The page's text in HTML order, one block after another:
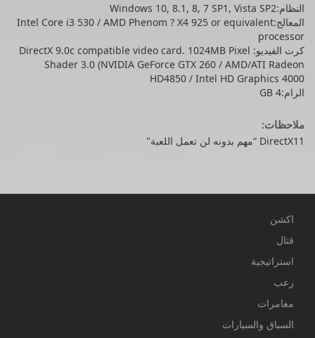
النظام:Windows 10, 8.1, 8, 7 SP1, Vista SP2
المعالج:Intel Core i3 530 / AMD Phenom ? X4 925 or equivalent
processor
كرت الفيديو: DirectX 9.0c compatible video card. 1024MB Pixel
Shader 3.0 (NVIDIA GeForce GTX 260 / AMD/ATI Radeon
HD4850 / Intel HD Graphics 4000
الرام:4 GB
ملاحظات:
DirectX11 “مهم بدونه لن تعمل اللعبة"
اكشن
قتال
استراتيجية
رعب
مغامرات
السباق والسيارات